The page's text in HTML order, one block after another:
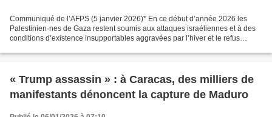
Communiqué de l’AFPS (5 janvier 2026)* En ce début d’année 2026 les
Palestinien·nes de Gaza restent soumis aux attaques israéliennes et à des
conditions d’existence insupportables aggravées par l’hiver et le refus
« Trump assassin » : à Caracas, des milliers de
manifestants dénoncent la capture de Maduro